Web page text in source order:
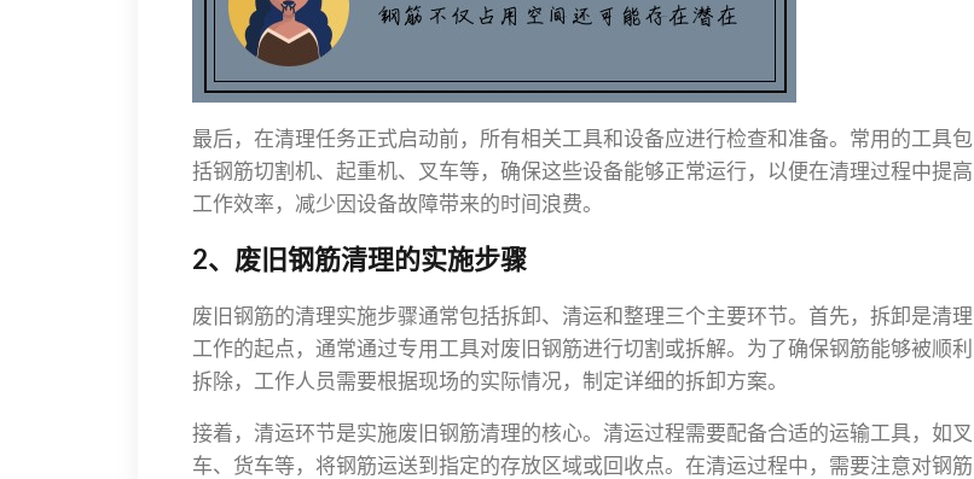
最后，在清理任务正式启动前，所有相关工具和设备应进行检查和准备。常用的工具包
括钢筋切割机、起重机、叉车等，确保这些设备能够正常运行，以便在清理过程中提高
工作效率，减少因设备故障带来的时间浪费。
2、废旧钢筋清理的实施步骤
废旧钢筋的清理实施步骤通常包括拆卸、清运和整理三个主要环节。首先，拆卸是清理
工作的起点，通常通过专用工具对废旧钢筋进行切割或拆解。为了确保钢筋能够被顺利
拆除，工作人员需要根据现场的实际情况，制定详细的拆卸方案。
接着，清运环节是实施废旧钢筋清理的核心。清运过程需要配备合适的运输工具，如叉
车、货车等，将钢筋运送到指定的存放区域或回收点。在清运过程中，需要注意对钢筋